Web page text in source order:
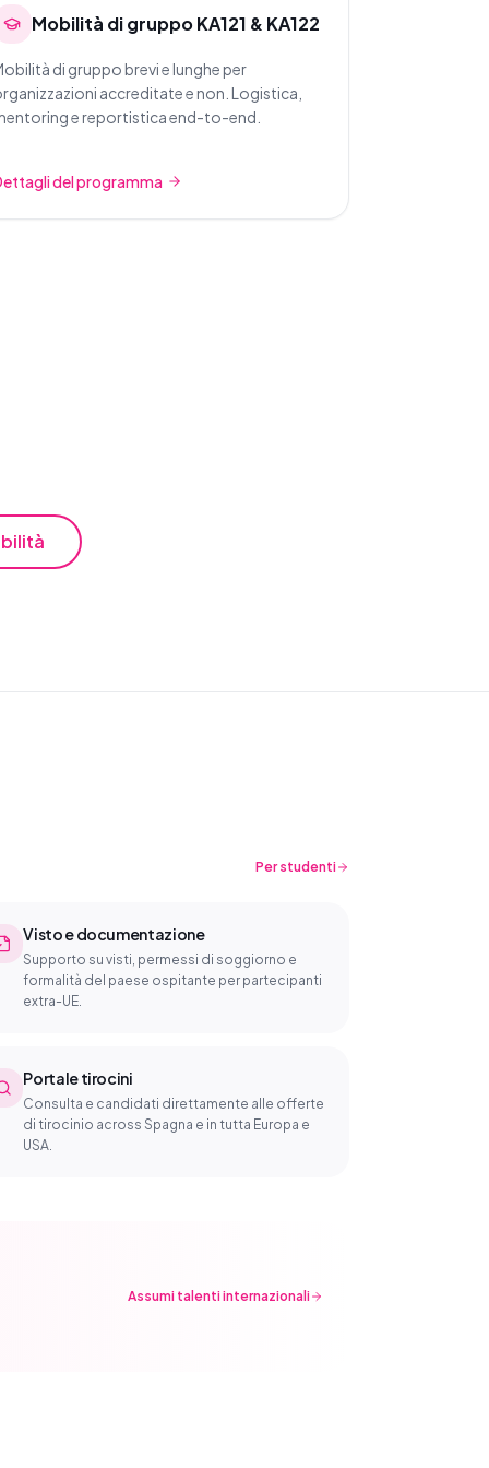
Mobilità di gruppo KA121 & KA122
di gruppo brevi e lunghe per
accreditate e non. Logistica,
e reportistica end-to-end.
del programma
Per studenti
Visto e documentazione
Supporto su visti, permessi di soggiorno e
formalità del paese ospitante per partecipanti
extra-UE.
Portale tirocini
Consulta e candidati direttamente alle offerte
di tirocinio across Spagna e in tutta Europa e
USA.
Assumi talenti internazionali